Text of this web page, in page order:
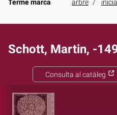
Terme marca
arbre
Schott, Martin, -
Consulta al catàleg